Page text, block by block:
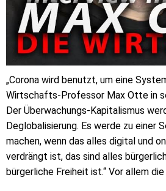
„Corona wird benutzt, um eine
Wirtschafts-Professor Max Otte in
Der Überwachungs-Kapitalismus
Deglobalisierung. Es werde zu einer
machen, wenn das alles digital und
verdrängt ist, das sind alles
bürgerliche Freiheit ist.“ Vor allem